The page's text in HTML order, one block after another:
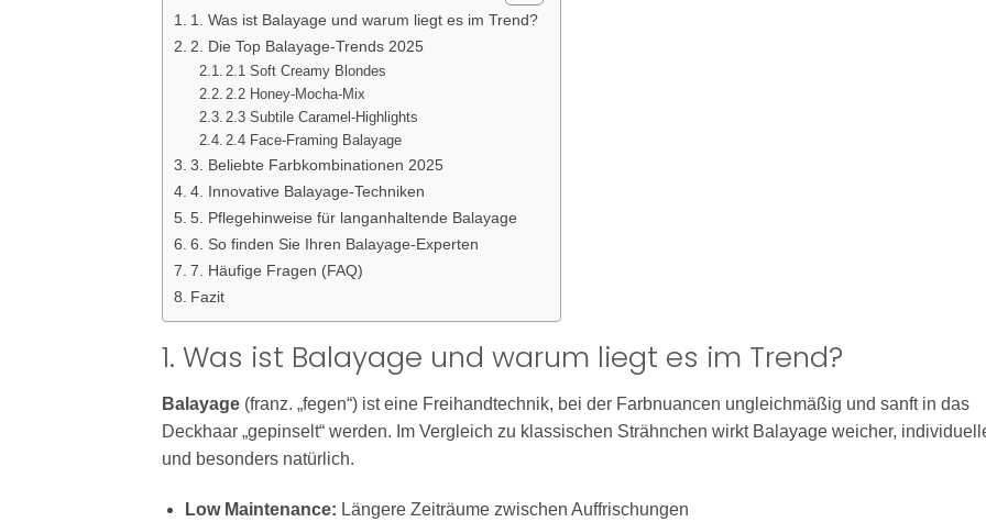
1. Was ist Balayage und warum liegt es im Trend?
2. Die Top Balayage-Trends 2025
2.1 Soft Creamy Blondes
2.2 Honey-Mocha-Mix
2.3 Subtile Caramel-Highlights
2.4 Face-Framing Balayage
3. Beliebte Farbkombinationen 2025
4. Innovative Balayage-Techniken
5. Pflegehinweise für langanhaltende Balayage
6. So finden Sie Ihren Balayage-Experten
7. Häufige Fragen (FAQ)
Fazit
1. Was ist Balayage und warum liegt es im Trend?
Balayage (franz. „fegen“) ist eine Freihandtechnik, bei der Farbnuancen ungleichmäßig und sanft in das
Deckhaar „gepinselt“ werden. Im Vergleich zu klassischen Strähnchen wirkt Balayage weicher,
und besonders natürlich.
Low Maintenance: Längere Zeiträume zwischen Auffrischungen